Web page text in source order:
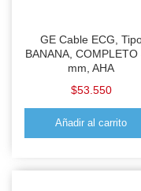
GE Cable ECG,
BANANA, COMPLETO
mm, AHA
$53.550
Añadir al carrito